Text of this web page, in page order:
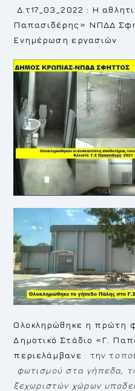
Δ.τ17_03_2022 : Η
Παπασιδέρης» ΝΠΔΔ
Ενημέρωση εργασιών
Ολοκληρώθηκε η πρώτη
Δημοτικό Στάδιο «Γ.
περιελάμβανε : την τ
φωτισμού στα γήπεδα,
ξεχωριστών χώρων